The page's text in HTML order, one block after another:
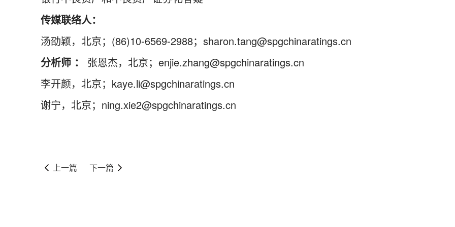
传媒联络人：
汤劭颖，北京；(86)10-6569-2988；sharon.tang@spgchinaratings.cn
分析师 ： 张恩杰，北京；enjie.zhang@spgchinaratings.cn
李开颜，北京；kaye.li@spgchinaratings.cn
谢宁，北京；ning.xie2@spgchinaratings.cn
上一篇 下一篇